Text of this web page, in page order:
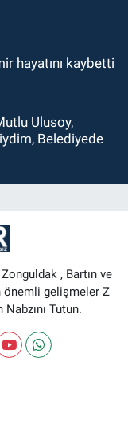
hayatını kaybetti
Ulusoy,
Belediyede
, Bartın ve
önemli gelişmeler Z
Nabzını Tutun.